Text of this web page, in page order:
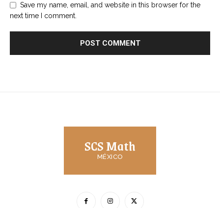
Save my name, email, and website in this browser for the
next time I comment.
SCS Math
MÉXICO